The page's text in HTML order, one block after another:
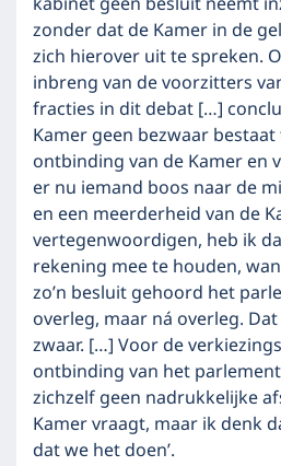
zonder dat de Kamer in de
zich hierover uit te spreken.
inbreng van de voorzitters
fracties in dit debat […]
Kamer geen bezwaar
ontbinding van de Kamer en
er nu iemand boos naar de
en een meerderheid van de
vertegenwoordigen, heb ik
rekening mee te houden,
zo’n besluit gehoord het
overleg, maar ná overleg.
zwaar. […] Voor de
ontbinding van het
zichzelf geen nadrukkelijke
Kamer vraagt, maar ik denk
dat we het doen’.